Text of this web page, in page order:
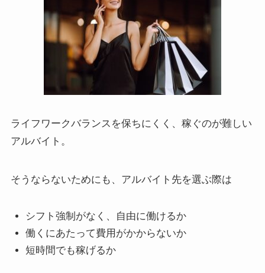
ライフワークバランスを保ちにくく、稼ぐのが難しい
アルバイト。
そうならないためにも、アルバイト先を選ぶ際は
シフト強制がなく、自由に働けるか
働くにあたって費用がかからないか
短時間でも稼げるか